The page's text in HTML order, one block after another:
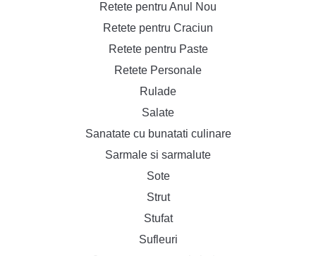
Retete pentru Anul Nou
Retete pentru Craciun
Retete pentru Paste
Retete Personale
Rulade
Salate
Sanatate cu bunatati culinare
Sarmale si sarmalute
Sote
Strut
Stufat
Sufleuri